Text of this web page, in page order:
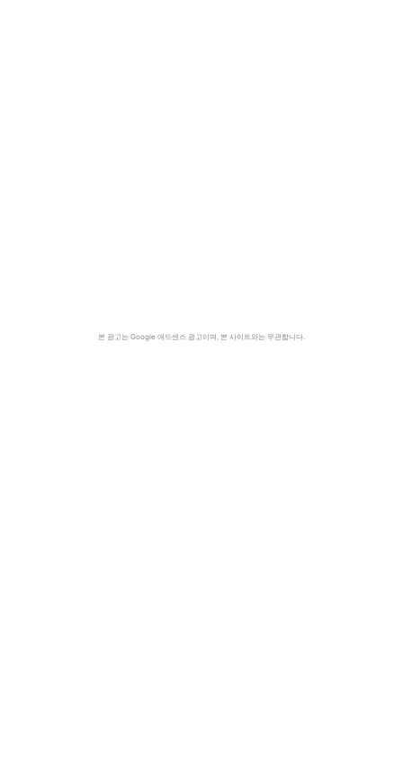
본 광고는 Google 애드센스 광고이며, 본 사이트와는 무관합니다.